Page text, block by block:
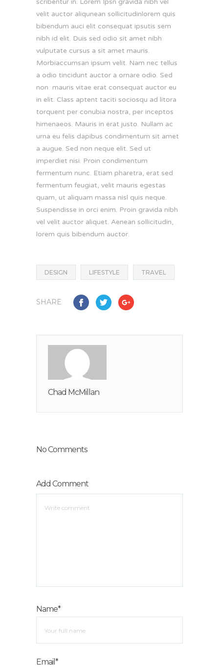
velit auctor aliqunean sollicitudinlorem quis
bibendum auci elit consequat ipsutis sem
nibh id elit. Duis sed odio sit amet nibh
vulputate cursus a sit amet mauris.
Morbiaccumsan ipsum velit. Nam nec tellus
a odio tincidunt auctor a ornare odio. Sed
non mauris vitae erat consequat auctor eu
in elit. Class aptent taciti sociosqu ad litora
torquent per conubia nostra, per inceptos
himenaeos. Mauris in erat justo. Nullam ac
urna eu felis dapibus condimentum sit amet
a augue. Sed non neque elit. Sed ut
imperdiet nisi. Proin condimentum
fermentum nunc. Etiam pharetra, erat sed
fermentum feugiat, velit mauris egestas
quam, ut aliquam massa nisl quis neque.
Suspendisse in orci enim. Proin gravida nibh
vel velit auctor aliquet. Aenean sollicitudin,
lorem quis bibendum auctor.
DESIGN LIFESTYLE TRAVEL
SHARE
Chad McMillan
No Comments
Add Comment
Name*
Email*